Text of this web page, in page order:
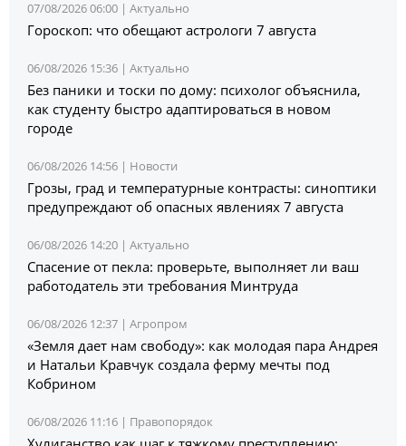
07/08/2026 06:00 | Актуально
Гороскоп: что обещают астрологи 7 августа
06/08/2026 15:36 | Актуально
Без паники и тоски по дому: психолог объяснила,
как студенту быстро адаптироваться в новом
городе
06/08/2026 14:56 | Новости
Грозы, град и температурные контрасты: синоптики
предупреждают об опасных явлениях 7 августа
06/08/2026 14:20 | Актуально
Спасение от пекла: проверьте, выполняет ли ваш
работодатель эти требования Минтруда
06/08/2026 12:37 | Агропром
«Земля дает нам свободу»: как молодая пара Андрея
и Натальи Кравчук создала ферму мечты под
Кобрином
06/08/2026 11:16 | Правопорядок